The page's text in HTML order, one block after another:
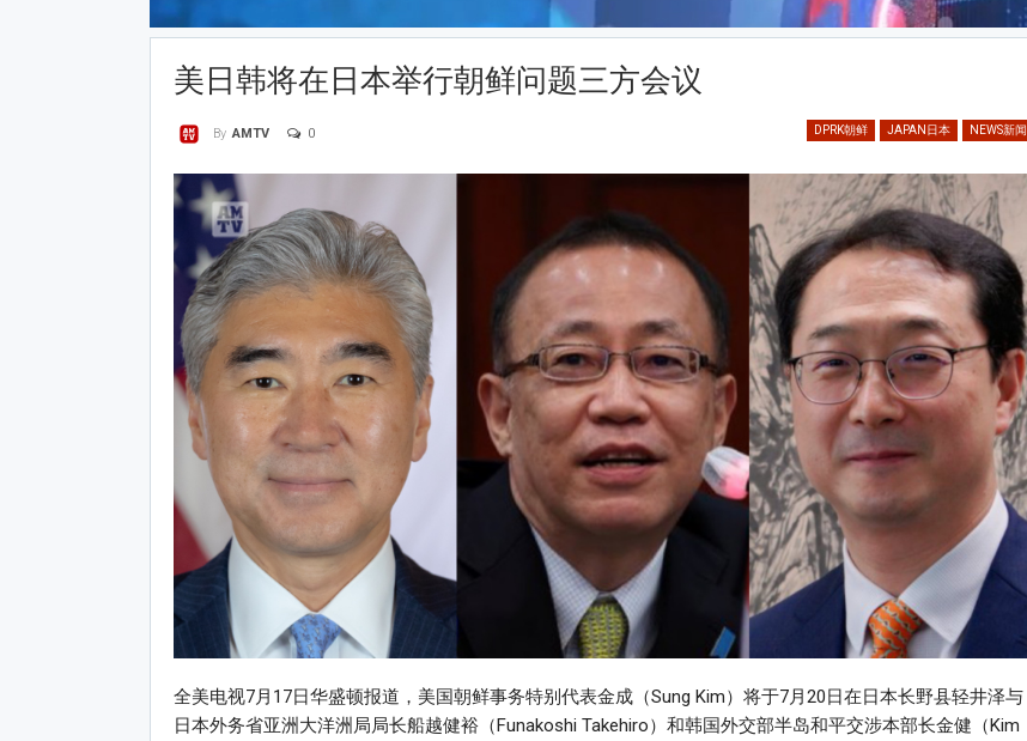
美日韩将在日本举行朝鲜问题三方会议
DPRK朝鲜 JAPAN日本 NEWS新闻
By AMTV 0
全美电视7月17日华盛顿报道，美国朝鲜事务特别代表金成（Sung Kim）将于7月20日在日本长野县轻井泽与
日本外务省亚洲大洋洲局局长船越健裕（Funakoshi Takehiro）和韩国外交部半岛和平交涉本部长金健（Kim